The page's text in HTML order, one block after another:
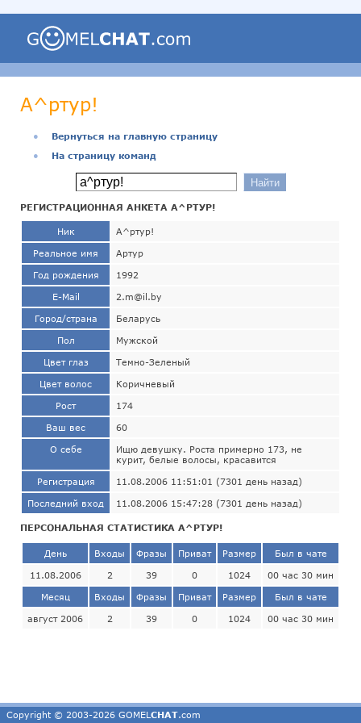
А^ртур!
●
Вернуться на главную страницу
●
На страницу команд
РЕГИСТРАЦИОННАЯ АНКЕТА А^РТУР!
Ник А^ртур!
Реальное имя Артур
Год рождения 1992
E-Mail 2.m@il.by
Город/страна Беларусь
Пол Мужской
Цвет глаз Темно-Зеленый
Цвет волос Коричневый
Рост 174
Ваш вес 60
О себе
Ищю девушку. Роста примерно 173, не
курит, белые волосы, красавится
Регистрация 11.08.2006 11:51:01 (7301 день назад)
Последний вход 11.08.2006 15:47:28 (7301 день назад)
ПЕРСОНАЛЬНАЯ СТАТИСТИКА А^РТУР!
День Входы Фразы Приват Размер Был в чате
11.08.2006 2 39 0 1024 00 час 30 мин
Месяц Входы Фразы Приват Размер Был в чате
август 2006 2 39 0 1024 00 час 30 мин
Copyright © 2003-2026 GOMEL CHAT.com